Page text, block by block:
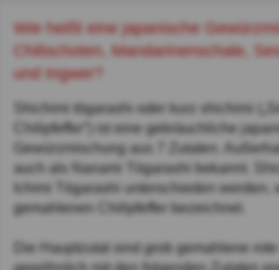
Wie heißt eine japanische Gewürzmischung aus
Chilischoten, Mandarinenschale,
und Ingwer?
Shichimi tōgarashi oder kurz shichimi
Chilipfeffer“) ist eine gebräuchliche
Gewürzmischung aus 7 Zutaten.
auch als Nanami Tōgarashi bekannt.
Ichimi Tōgarashi unterschieden werden,
gemahlenen Chilipfeffer bezeichnet.
Die Hauptzutat sind grob gemahlene